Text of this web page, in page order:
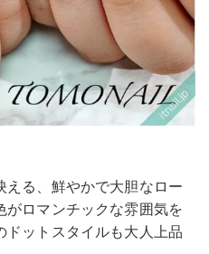
える、鮮やかで大胆なロー
がロマンチックな雰囲気を
ットスタイルも大人上品